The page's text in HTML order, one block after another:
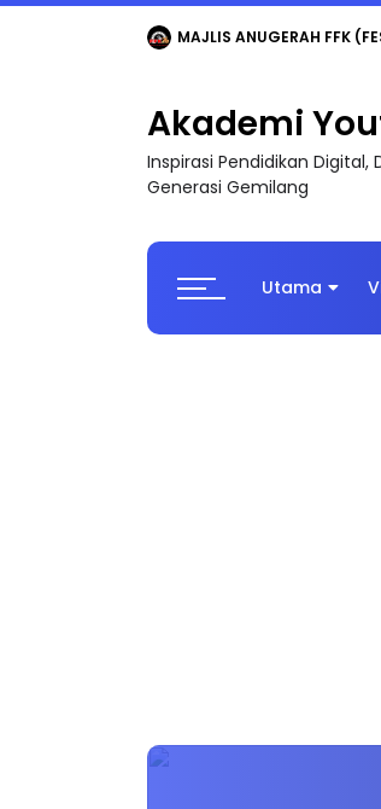
MAJLIS ANUGERAH FFK
Akademi
Inspirasi Pendidikan
Generasi Gemilang
Utama